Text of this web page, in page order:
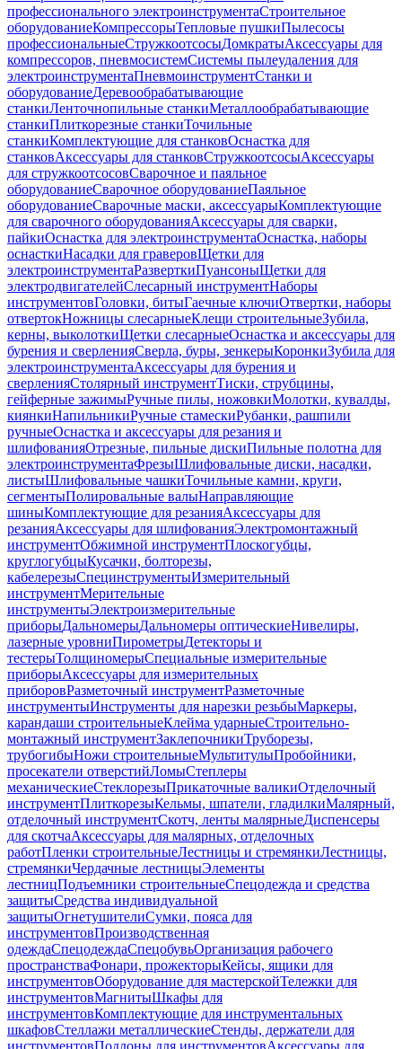
профессионального электроинструментаСтроительное
оборудованиеКомпрессорыТепловые пушкиПылесосы
профессиональныеСтружкоотсосыДомкратыАксессуары для
компрессоров, пневмосистемСистемы пылеудаления для
электроинструментаПневмоинструментСтанки и
оборудованиеДеревообрабатывающие
станкиЛенточнопильные станкиМеталлообрабатывающие
станкиПлиткорезные станкиТочильные
станкиКомплектующие для станковОснастка для
станковАксессуары для станковСтружкоотсосыАксессуары
для стружкоотсосовСварочное и паяльное
оборудованиеСварочное оборудованиеПаяльное
оборудованиеСварочные маски, аксессуарыКомплектующие
для сварочного оборудованияАксессуары для сварки,
пайкиОснастка для электроинструментаОснастка, наборы
оснасткиНасадки для граверовЩетки для
электроинструментаРазверткиПуансоныЩетки для
электродвигателейСлесарный инструментНаборы
инструментовГоловки, битыГаечные ключиОтвертки, наборы
отвертокНожницы слесарныеКлещи строительныеЗубила,
керны, выколоткиЩетки слесарныеОснастка и аксессуары для
бурения и сверленияСверла, буры, зенкерыКоронкиЗубила для
электроинструментаАксессуары для бурения и
сверленияСтолярный инструментТиски, струбцины,
гейферные зажимыРучные пилы, ножовкиМолотки, кувалды,
киянкиНапильникиРучные стамескиРубанки, рашпили
ручныеОснастка и аксессуары для резания и
шлифованияОтрезные, пильные дискиПильные полотна для
электроинструментаФрезыШлифовальные диски, насадки,
листыШлифовальные чашкиТочильные камни, круги,
сегментыПолировальные валыНаправляющие
шиныКомплектующие для резанияАксессуары для
резанияАксессуары для шлифованияЭлектромонтажный
инструментОбжимной инструментПлоскогубцы,
круглогубцыКусачки, болторезы,
кабелерезыСпецинструментыИзмерительный
инструментМерительные
инструментыЭлектроизмерительные
приборыДальномерыДальномеры оптическиеНивелиры,
лазерные уровниПирометрыДетекторы и
тестерыТолщиномерыСпециальные измерительные
приборыАксессуары для измерительных
приборовРазметочный инструментРазметочные
инструментыИнструменты для нарезки резьбыМаркеры,
карандаши строительныеКлейма ударныеСтроительно-
монтажный инструментЗаклепочникиТруборезы,
трубогибыНожи строительныеМультитулыПробойники,
просекатели отверстийЛомыСтеплеры
механическиеСтеклорезыПрикаточные валикиОтделочный
инструментПлиткорезыКельмы, шпатели, гладилкиМалярный,
отделочный инструментСкотч, ленты малярныеДиспенсеры
для скотчаАксессуары для малярных, отделочных
работПленки строительныеЛестницы и стремянкиЛестницы,
стремянкиЧердачные лестницыЭлементы
лестницПодъемники строительныеСпецодежда и средства
защитыСредства индивидуальной
защитыОгнетушителиСумки, пояса для
инструментовПроизводственная
одеждаСпецодеждаСпецобувьОрганизация рабочего
пространстваФонари, прожекторыКейсы, ящики для
инструментовОборудование для мастерскойТележки для
инструментовМагнитыШкафы для
инструментовКомплектующие для инструментальных
шкафовСтеллажи металлическиеСтенды, держатели для
инструментовПоддоны для инструментовАксессуары для